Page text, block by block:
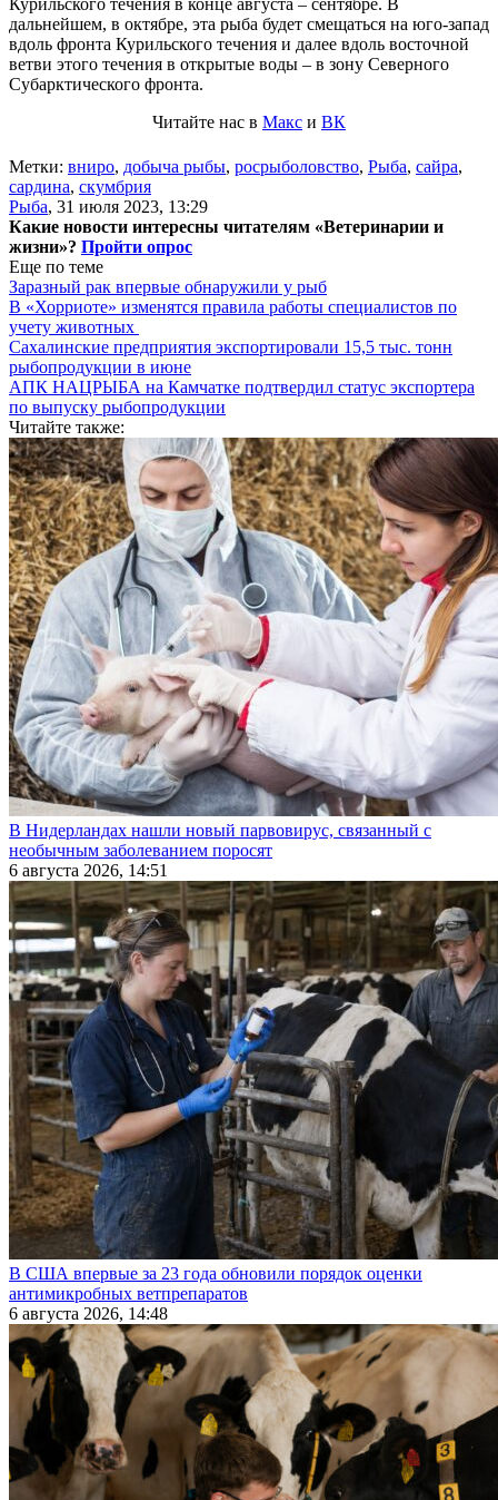
дальнейшем, в октябре, эта рыба будет смещаться на юго-запад
вдоль фронта Курильского течения и далее вдоль восточной
ветви этого течения в открытые воды ‒ в зону Северного
Субарктического фронта.
Читайте нас в Макс и ВК
Метки: вниро, добыча рыбы, росрыболовство, Рыба, сайра,
сардина, скумбрия
Рыба, 31 июля 2023, 13:29
Какие новости интересны читателям «Ветеринарии и
жизни»? Пройти опрос
Еще по теме
Заразный рак впервые обнаружили у рыб
В «Хорриоте» изменятся правила работы специалистов по
учету животных
Сахалинские предприятия экспортировали 15,5 тыс. тонн
рыбопродукции в июне
АПК НАЦРЫБА на Камчатке подтвердил статус экспортера
по выпуску рыбопродукции
Читайте также:
В Нидерландах нашли новый парвовирус, связанный с
необычным заболеванием поросят
6 августа 2026, 14:51
В США впервые за 23 года обновили порядок оценки
антимикробных ветпрепаратов
6 августа 2026, 14:48